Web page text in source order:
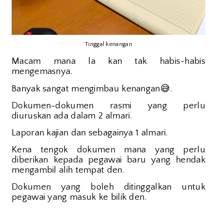
Tinggal kenangan
Macam mana la kan tak habis-habis
mengemasnya.
Banyak sangat mengimbau kenangan😅.
Dokumen-dokumen rasmi yang perlu
diuruskan ada dalam 2 almari.
Laporan kajian dan sebagainya 1 almari.
Kena tengok dokumen mana yang perlu
diberikan kepada pegawai baru yang hendak
mengambil alih tempat den.
Dokumen yang boleh ditinggalkan untuk
pegawai yang masuk ke bilik den.